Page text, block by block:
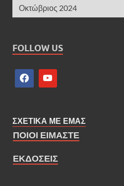
FOLLOW US
ΣΧΕΤΙΚΑ ΜΕ ΕΜΑΣ
ΠΟΙΟΙ ΕΙΜΑΣΤΕ
ΕΚΔΟΣΕΙΣ